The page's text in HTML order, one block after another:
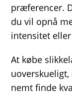
præferencer.
du vil opnå
intensitet
At købe
nemt finde